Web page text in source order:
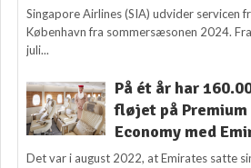
Singapore Airlines (SIA) udvider servicen
København fra sommersæsonen 2024.
juli...
På ét år har
fløjet på Premium
Economy med
Det var i august 2022, at Emirates satte